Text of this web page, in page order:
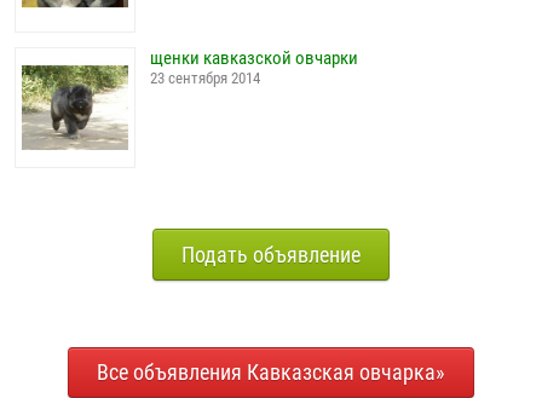
щенки кавказской овчарки
23 сентября 2014
Подать объявление
Все объявления Кавказская овчарка»